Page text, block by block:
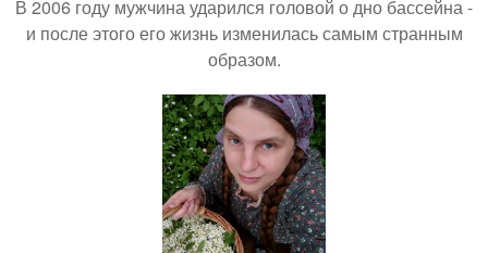
В 2006 году мужчина ударился головой о дно бассейна -
и после этого его жизнь изменилась самым странным
образом.